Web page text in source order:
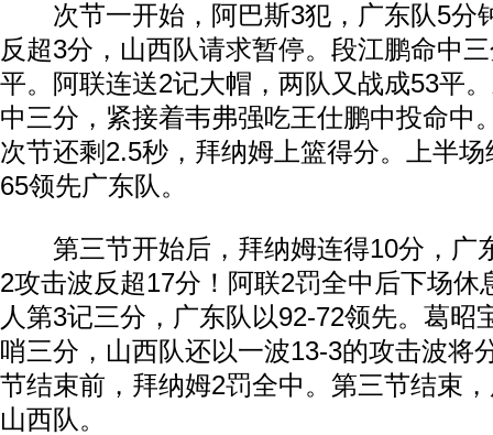
次节一开始，阿巴斯3犯，广东队5分
反超3分，山西队请求暂停。段江鹏命中
平。阿联连送2记大帽，两队又战成53平
中三分，紧接着韦弗强吃王仕鹏中投命中
次节还剩2.5秒，拜纳姆上篮得分。上半
65领先广东队。
第三节开始后，拜纳姆连得10分，广
2攻击波反超17分！阿联2罚全中后下场休
人第3记三分，广东队以92-72领先。葛昭
哨三分，山西队还以一波13-3的攻击波将
节结束前，拜纳姆2罚全中。第三节结束
山西队。